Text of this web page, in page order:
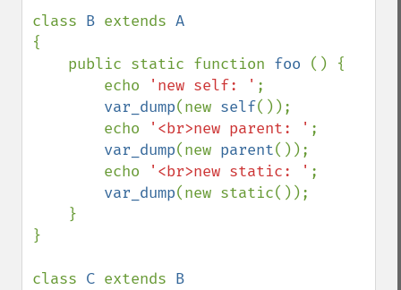
class B extends
{
    public static function
foo () {
        echo
'new self: ' ;
var_dump(new self());
        echo
'<br>new parent: ' ;
var_dump(new parent());
        echo
'<br>new static: ' ;
var_dump(new static());
}
class C extends